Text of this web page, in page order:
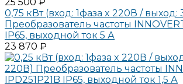
0,75 кВт (вход: 1фаза x 220В / выход:
Преобразователь частоты
IP65, выходной ток 5 А
23 870 ₽